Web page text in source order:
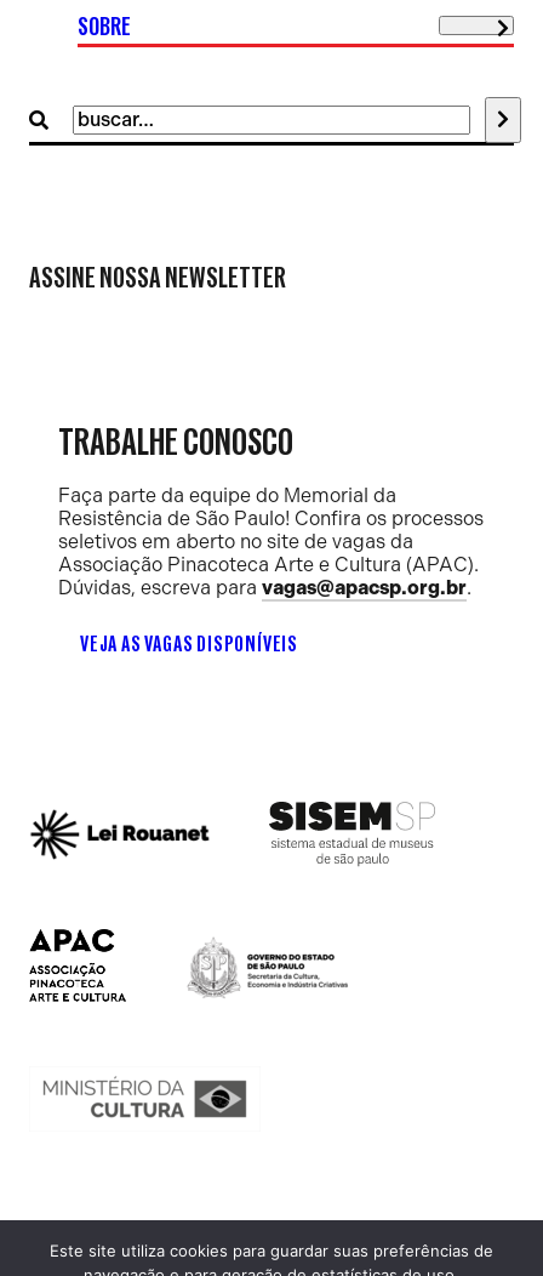
Buscar
por:
SOBRE
ASSINE NOSSA NEWSLETTER
TRABALHE CONOSCO
Faça parte da equipe do Memorial da
Resistência de São Paulo! Confira os processos
seletivos em aberto no site de vagas da
Associação Pinacoteca Arte e Cultura (APAC).
Dúvidas, escreva para vagas@apacsp.org.br.
VEJA AS VAGAS DISPONÍVEIS
Ouvidoria
Este site utiliza cookies para guardar suas preferências de